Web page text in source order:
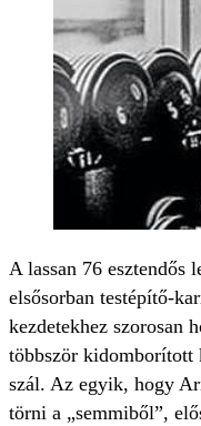
A lassan 76 esztendős
elsősorban testépítő-
kezdetekhez szorosan
többször kidomborított
szál. Az egyik, hogy
törni a „semmiből”,